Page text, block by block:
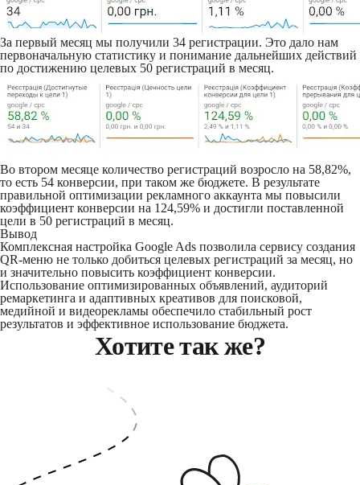
За первый месяц мы получили 34 регистрации. Это дало нам
первоначальную статистику и понимание дальнейших действий
по достижению целевых 50 регистраций в месяц.
Во втором месяце количество регистраций возросло на 58,82%,
то есть 54 конверсии, при таком же бюджете. В результате
правильной оптимизации рекламного аккаунта мы повысили
коэффициент конверсии на 124,59% и достигли поставленной
цели в 50 регистраций в месяц.
Вывод
Комплексная настройка Google Ads позволила сервису создания
QR-меню не только добиться целевых регистраций за месяц, но
и значительно повысить коэффициент конверсии.
Использование оптимизированных объявлений, аудиторий
ремаркетинга и адаптивных креативов для поисковой,
медийной и видеорекламы обеспечило стабильный рост
результатов и эффективное использование бюджета.
Хотите так же?